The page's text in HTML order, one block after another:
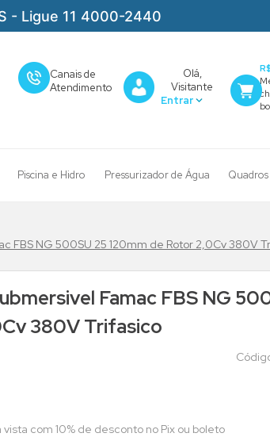
- Ligue 11 4000-2440
Canais de
Atendimento
Olá,
Visitante
Piscina e Hidro Pressurizador de Água
FBS NG 500SU 25 120mm de Rotor 2,0Cv 380V
Famac FBS NG
380V Trifasico
vista com 10% de desconto no Pix ou boleto